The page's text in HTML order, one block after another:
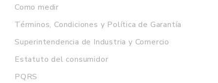
Como medir
Términos, Condiciones y Política de Garantía
Superintendencia de Industria y Comercio
Estatuto del consumidor
PQRS